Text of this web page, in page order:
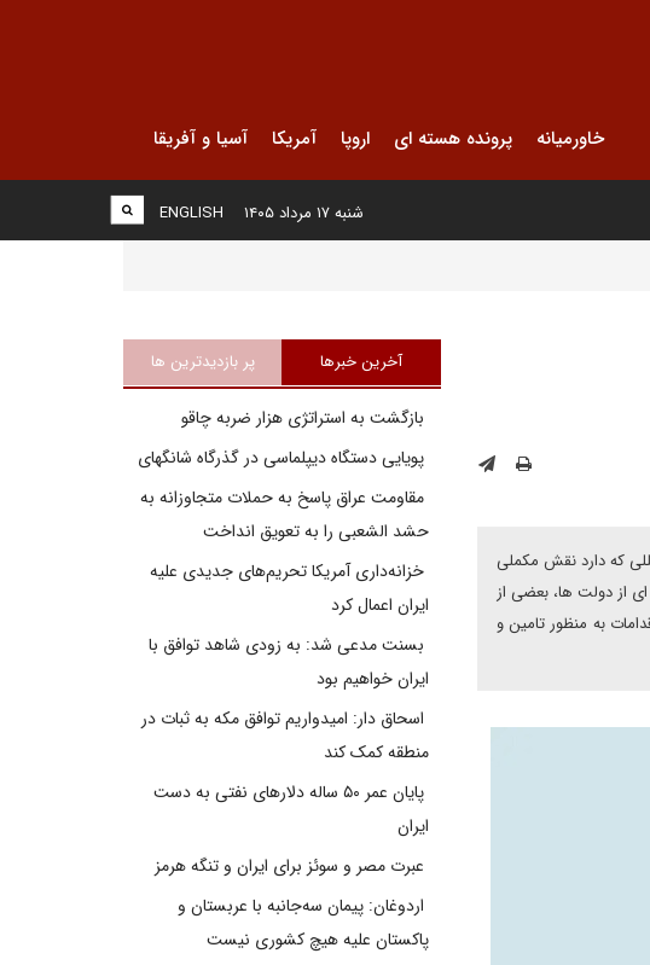
خاورمیانه پرونده هسته ای اروپا آمریکا آسیا و آفریقا
ENGLISH شنبه ۱۷ مرداد ۱۴۰۵
که دارد نقش مکملی
از دولت ها، بعضی از
به منظور تامین و
آخرین خبرها پر بازدیدترین ها
بازگشت به استراتژی هزار ضربه چاقو
پویایی دستگاه دیپلماسی در گذرگاه شانگهای
مقاومت عراق پاسخ به حملات متجاوزانه به
حشد الشعبی را به تعویق انداخت
خزانه‌داری آمریکا تحریم‌های جدیدی علیه
ایران اعمال کرد
بسنت مدعی شد: به زودی شاهد توافق با
ایران خواهیم بود
اسحاق دار: امیدواریم توافق مکه به ثبات در
منطقه کمک کند
پایان عمر ۵۰ ساله دلارهای نفتی به دست
ایران
عبرت مصر و سوئز برای ایران و تنگه هرمز
اردوغان: پیمان سه‌جانبه با عربستان و
پاکستان علیه هیچ کشوری نیست